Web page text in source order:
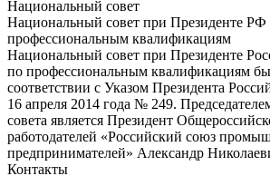
Национальный совет
Национальный совет при Президенте РФ
профессиональным квалификациям
Национальный совет при Президенте
по профессиональным квалификациям
соответствии с Указом Президента
16 апреля 2014 года № 249.
совета является Президент
работодателей «Российский союз
предпринимателей» Александр
Контакты